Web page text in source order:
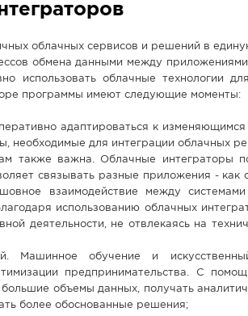
облачных сервисов и решений в
обмена данными между приложениями
использовать облачные технологии
программы имеют следующие моменты:
адаптироваться к
необходимые для интеграции облачных
также важна. Облачные интеграторы
связывать разные приложения - как
взаимодействие между
использованию облачных
деятельности, не отвлекаясь на
Машинное обучение и
предпринимательства. С
объемы данных, получать
более обоснованные решения;